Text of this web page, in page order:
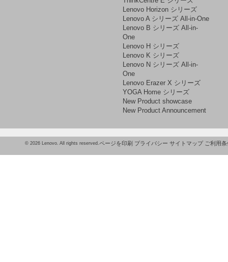
Lenovo Horizon シリーズ
Lenovo A シリーズ All-in-One
Lenovo B シリーズ All-in-
One
Lenovo H シリーズ
Lenovo K シリーズ
Lenovo N シリーズ All-in-
One
Lenovo Erazer X シリーズ
YOGA Home シリーズ
New Product showcase
New Product Announcement
© 2026 Lenovo. All rights reserved. ページを印刷 プライバシー サイトマップ ご利用